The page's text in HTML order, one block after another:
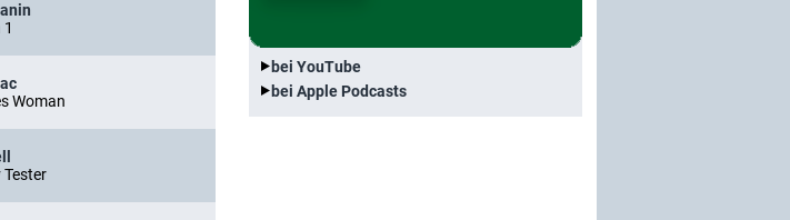
Woman
Tester
bei YouTube
bei Apple Podcasts